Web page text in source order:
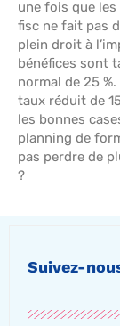
une fois que
fisc ne fait pas
plein droit à
bénéfices sont
normal de 25
taux réduit de
les bonnes
planning de
pas perdre de
?
Suivez-